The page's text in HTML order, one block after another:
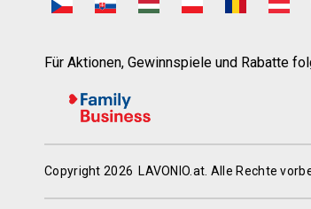
Für Aktionen, Gewinnspiele und Rabatte
Copyright 2026 LAVONIO.at . Alle Rechte